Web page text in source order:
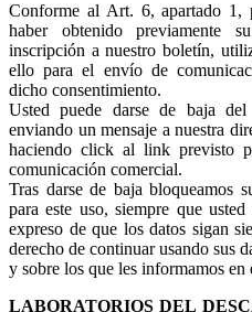
Conforme al Art. 6, apartado
haber obtenido previamente
inscripción a nuestro boletín,
ello para el envío de
dicho consentimiento.
Usted puede darse de baja
enviando un mensaje a nuestra
haciendo click al link previsto
comunicación comercial.
Tras darse de baja bloqueamos
para este uso, siempre que
expreso de que los datos sigan
derecho de continuar usando sus
y sobre los que les informamos en
LABORATORIOS DEL